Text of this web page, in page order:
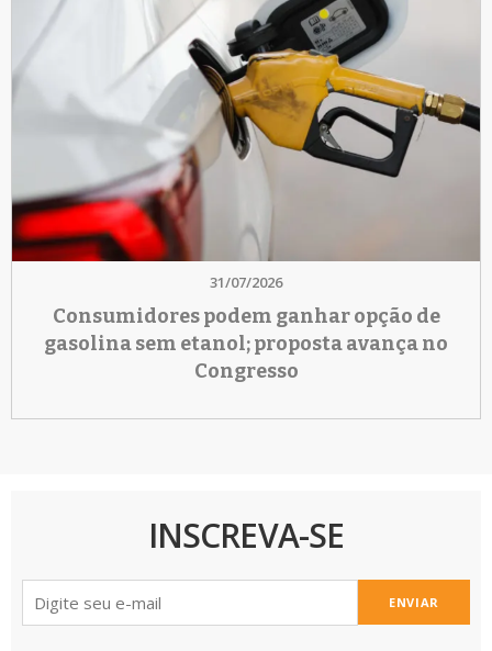
31/07/2026
Consumidores podem ganhar opção de
gasolina sem etanol; proposta avança no
Congresso
INSCREVA-SE
ENVIAR